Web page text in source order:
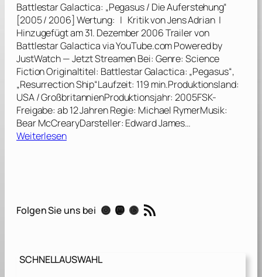
Battlestar Galactica: „Pegasus / Die Auferstehung“
[2005 / 2006] Wertung: | Kritik von Jens Adrian |
Hinzugefügt am 31. Dezember 2006 Trailer von
Battlestar Galactica via YouTube.com Powered by
JustWatch — Jetzt Streamen Bei: Genre: Science
Fiction Originaltitel: Battlestar Galactica: „Pegasus“,
„Resurrection Ship“Laufzeit: 119 min.Produktionsland:
USA / GroßbritannienProduktionsjahr: 2005FSK-
Freigabe: ab 12 Jahren Regie: Michael RymerMusik:
Bear McCrearyDarsteller: Edward James…
Weiterlesen:
e
r
Folgen Sie uns bei Instagram Mastodon Threads RSS-Feed
SCHNELLAUSWAHL